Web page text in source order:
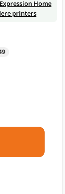
Home
printers
(zwart + 3